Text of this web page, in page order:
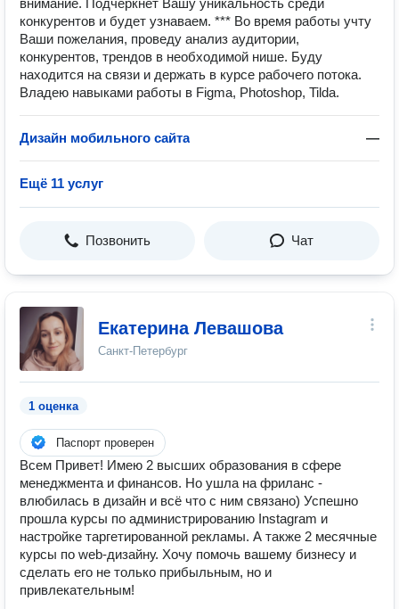
внимание. Подчеркнет Вашу уникальность среди
конкурентов и будет узнаваем. *** Во время работы учту
Ваши пожелания, проведу анализ аудитории,
конкурентов, трендов в необходимой нише. Буду
находится на связи и держать в курсе рабочего потока.
Владею навыками работы в Figma, Photoshop, Tilda.
Дизайн мобильного сайта —
Ещё 11 услуг
Позвонить Чат
Екатерина Левашова
Санкт-Петербург
1 оценка
Паспорт проверен
Всем Привет! Имею 2 высших образования в сфере
менеджмента и финансов. Но ушла на фриланс -
влюбилась в дизайн и всё что с ним связано) Успешно
прошла курсы по администрированию Instagram и
настройке таргетированной рекламы. А также 2 месячные
курсы по web-дизайну. Хочу помочь вашему бизнесу и
сделать его не только прибыльным, но и
привлекательным!